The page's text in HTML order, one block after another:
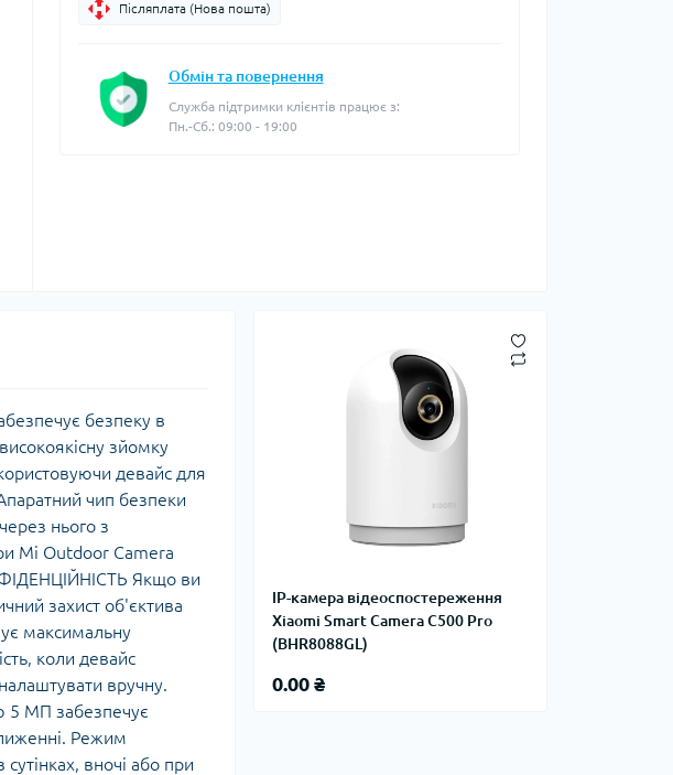
Післяплата (Нова пошта)
Обмін та повернення
Служба підтримки клієнтів працює з:
Пн.-Сб.: 09:00 - 19:00
IP-камера відеоспостереження
Xiaomi Smart Camera C500 Pro
(BHR8088GL)
0.00 ₴
безпеку в
зйомку
девайс для
чип безпеки
нього з
Mi Outdoor Camera
Якщо ви
захист об'єктива
максимальну
коли девайс
вручну.
5 МП забезпечує
Режим
вночі або при